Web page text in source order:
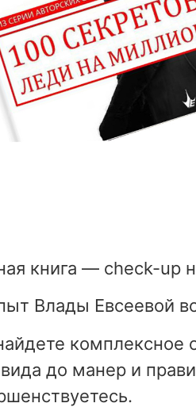
книга — сheck-up
Влады Евсеевой
комплексное
до манер и